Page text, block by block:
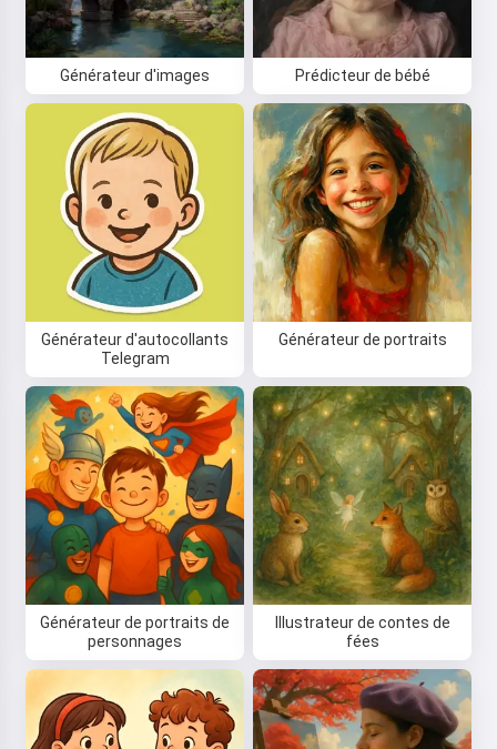
Générateur d'images Prédicteur de bébé
Générateur d'autocollants
Telegram
Générateur de portraits
Générateur de portraits de
personnages
Illustrateur de contes de
fées